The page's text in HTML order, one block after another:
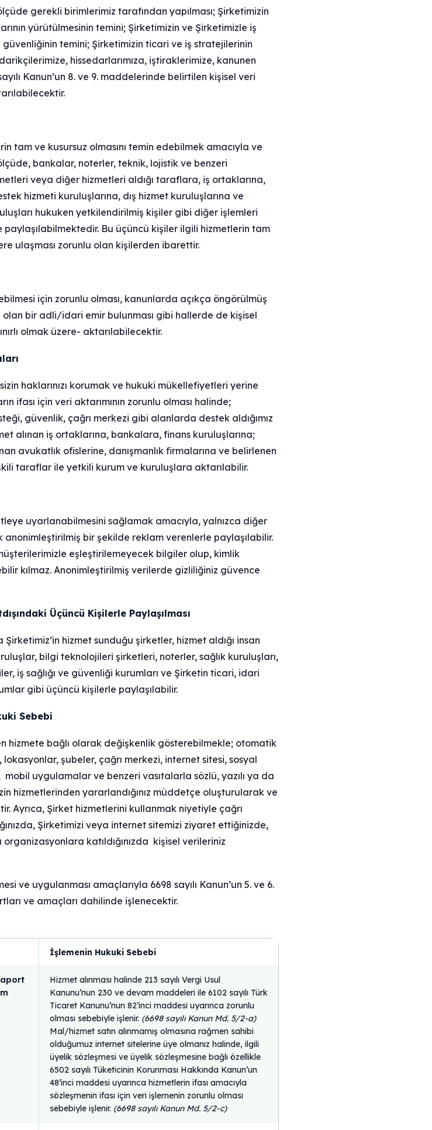
gerekli birimlerimiz tarafından yapılması; Şirketimizin
yürütülmesinin temini; Şirketimizin ve Şirketimizle iş
temini; Şirketimizin ticari ve iş stratejilerinin
hissedarlarımıza, iştiraklerimize, kanunen
Kanun’un 8. ve 9. maddelerinde belirtilen kişisel veri
tam ve kusursuz olmasını temin edebilmek amacıyla ve
bankalar, noterler, teknik, lojistik ve benzeri
veya diğer hizmetleri aldığı taraflara, iş ortaklarına,
hizmeti kuruluşlarına, dış hizmet kuruluşlarına ve
hukuken yetkilendirilmiş kişiler gibi diğer işlemleri
paylaşılabilmektedir. Bu üçüncü kişiler ilgili hizmetlerin tam
ulaşması zorunlu olan kişilerden ibarettir.
için zorunlu olması, kanunlarda açıkça öngörülmüş
bir adli/idari emir bulunması gibi hallerde de kişisel
olmak üzere- aktarılabilecektir.
haklarınızı korumak ve hukuki mükellefiyetleri yerine
ifası için veri aktarımının zorunlu olması halinde;
güvenlik, çağrı merkezi gibi alanlarda destek aldığımız
alınan iş ortaklarına, bankalara, finans kuruluşlarına;
avukatlık ofislerine, danışmanlık firmalarına ve belirlenen
taraflar ile yetkili kurum ve kuruluşlara aktarılabilir.
uyarlanabilmesini sağlamak amacıyla, yalnızca diğer
bir şekilde reklam verenlerle paylaşılabilir.
eşleştirilemeyecek bilgiler olup, kimlik
kılmaz. Anonimleştirilmiş verilerde gizliliğiniz güvence
Üçüncü Kişilerle Paylaşılması
hizmet sunduğu şirketler, hizmet aldığı insan
bilgi teknolojileri şirketleri, noterler, sağlık kuruluşları,
iş sağlığı ve güvenliği kurumları ve Şirketin ticari, idari
gibi üçüncü kişilerle paylaşılabilir.
Sebebi
hizmete bağlı olarak değişkenlik gösterebilmekle; otomatik
şubeler, çağrı merkezi, internet sitesi, sosyal
uygulamalar ve benzeri vasıtalarla sözlü, yazılı ya da
hizmetlerinden yararlandığınız müddetçe oluşturularak ve
Ayrıca, Şirket hizmetlerini kullanmak niyetiyle çağrı
Şirketimizi veya internet sitemizi ziyaret ettiğinizde,
katıldığınızda kişisel verileriniz
ve uygulanması amaçlarıyla 6698 sayılı Kanun’un 5. ve 6.
ve amaçları dahilinde işlenecektir.
İşlemenin Hukuki Sebebi
Hizmet alınması halinde 213 sayılı Vergi Usul
Kanunu’nun 230 ve devam maddeleri ile 6102 sayılı Türk
Ticaret Kanunu’nun 82’inci maddesi uyarınca zorunlu
olması sebebiyle işlenir. (6698 sayılı Kanun Md. 5/2-a)
Mal/hizmet satın alınmamış olmasına rağmen sahibi
olduğumuz internet sitelerine üye olmanız halinde, ilgili
üyelik sözleşmesi ve üyelik sözleşmesine bağlı özellikle
6502 sayılı Tüketicinin Korunması Hakkında Kanun’un
48’inci maddesi uyarınca hizmetlerin ifası amacıyla
sözleşmenin ifası için veri işlemenin zorunlu olması
sebebiyle işlenir. (6698 sayılı Kanun Md. 5/2-c)